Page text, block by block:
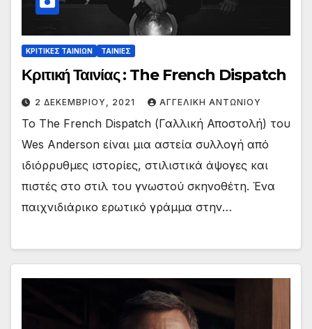
ΚΡΙΤΙΚΕΣ ΤΑΙΝΙΩΝ ΤΑΙΝΙΕΣ
Κριτική Ταινίας : The French Dispatch
2 ΔΕΚΕΜΒΡΊΟΥ, 2021 ΑΓΓΕΛΙΚΉ ΑΝΤΩΝΊΟΥ
Το The French Dispatch (Γαλλική Αποστολή) του
Wes Anderson είναι μια αστεία συλλογή από
ιδιόρρυθμες ιστορίες, στιλιστικά άψογες και
πιστές στο στιλ του γνωστού σκηνοθέτη. Ένα
παιχνιδιάρικο ερωτικό γράμμα στην…